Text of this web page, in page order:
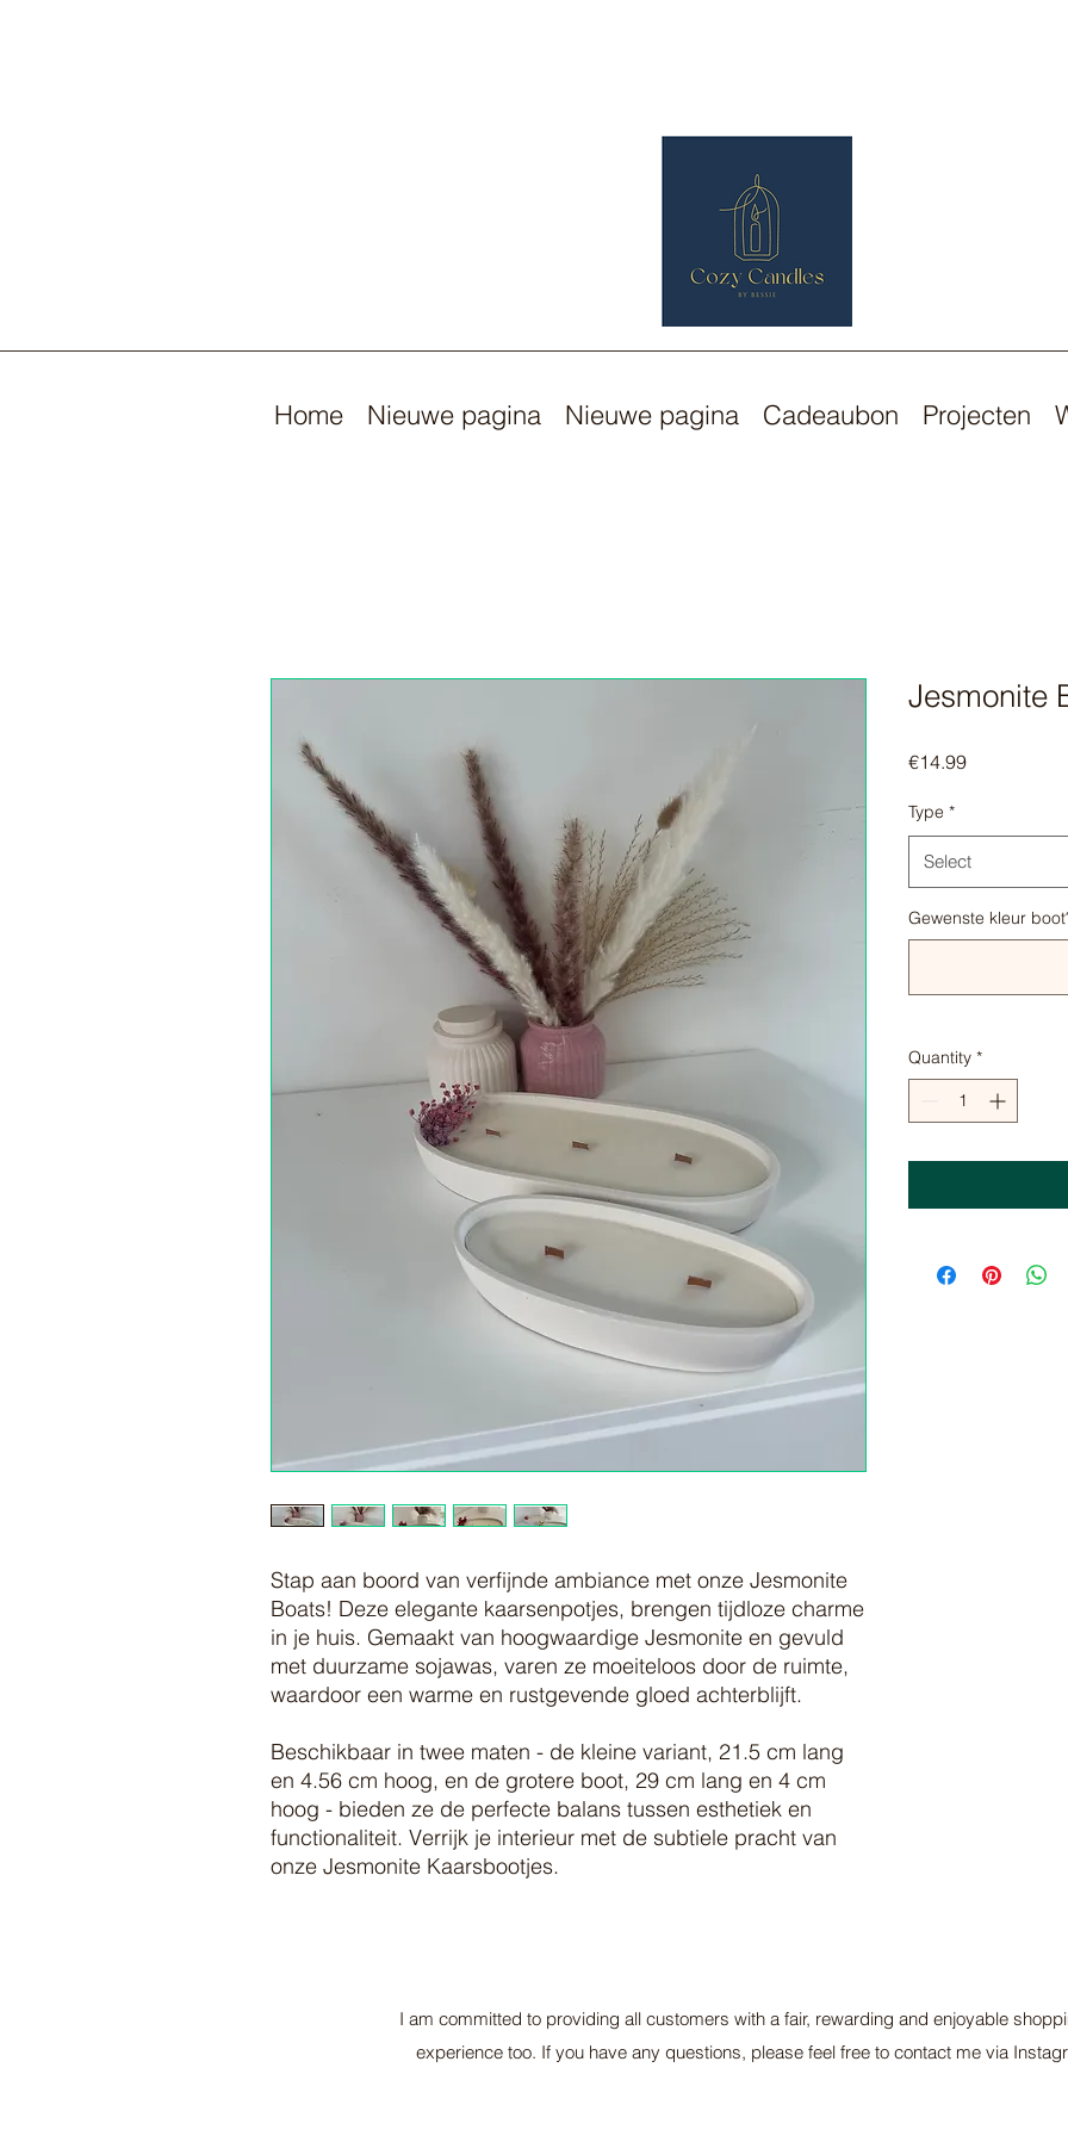
Home Nieuwe pagina Nieuwe pagina Cadeaubon Projecten
Stap aan boord van verfijnde ambiance met onze Jesmonite
Boats! Deze elegante kaarsenpotjes, brengen tijdloze charme
in je huis. Gemaakt van hoogwaardige Jesmonite en gevuld
met duurzame sojawas, varen ze moeiteloos door de ruimte,
waardoor een warme en rustgevende gloed achterblijft.
Beschikbaar in twee maten - de kleine variant, 21.5 cm lang
en 4.56 cm hoog, en de grotere boot, 29 cm lang en 4 cm
hoog - bieden ze de perfecte balans tussen esthetiek en
functionaliteit. Verrijk je interieur met de subtiele pracht van
onze Jesmonite Kaarsbootjes.
Jesmonite
€14.99Price
Type *
Select
Gewenste kleur
Quantity *
I am committed to providing all customers with a fair, rewarding and enjoyable
experience too. If you have any questions, please feel free to contact me via